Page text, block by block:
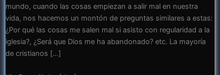
mundo, cuando las cosas empiezan a salir mal en nuestra
vida, nos hacemos un montón de preguntas similares a estas:
¿Por qué las cosas me salen mal si asisto con regularidad a la
iglesia?, ¿Será que Dios me ha abandonado? etc. La mayoría
de cristianos […]